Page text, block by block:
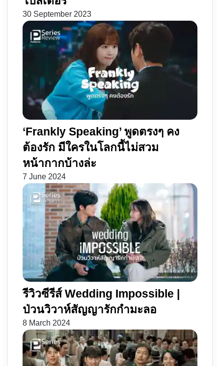
30 September 2023
‘Frankly Speaking’ พูดตรงๆ คง
ต้องรัก มีใครในโลกนี้ไม่สวม
หน้ากากบ้างล่ะ
7 June 2024
รีวิวซีรีส์ Wedding Impossible |
ป่วนวิวาห์สัญญารักกำมะลอ
8 March 2024